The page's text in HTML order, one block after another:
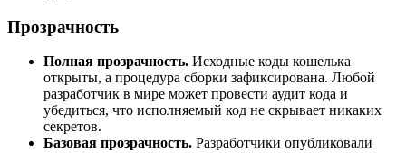
Прозрачность
Полная прозрачность. Исходные коды кошелька
открыты, а процедура сборки зафиксирована. Любой
разработчик в мире может провести аудит кода и
убедиться, что исполняемый код не скрывает никаких
секретов.
Базовая прозрачность. Разработчики опубликовали